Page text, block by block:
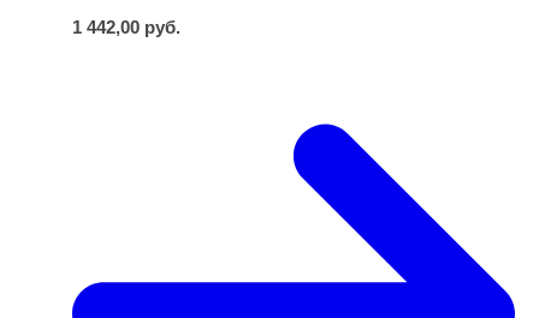
1 442,00 руб.